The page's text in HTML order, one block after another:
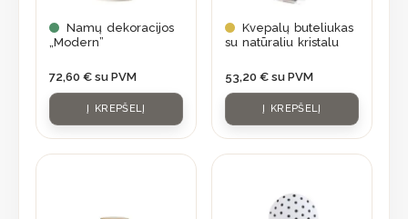
Namų dekoracijos
„Modern”
72,60 € su PVM
Į KREPŠELĮ
Kvepalų buteliukas
su natūraliu kristalu
53,20 € su PVM
Į KREPŠELĮ